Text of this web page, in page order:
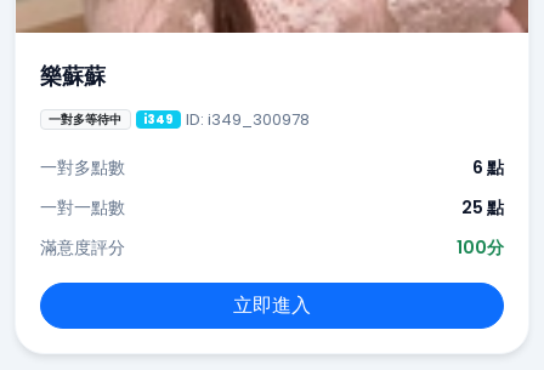
樂蘇蘇
一對多等待中 i349 ID: i349_300978
一對多點數
6 點
一對一點數
25 點
滿意度評分
100分
立即進入